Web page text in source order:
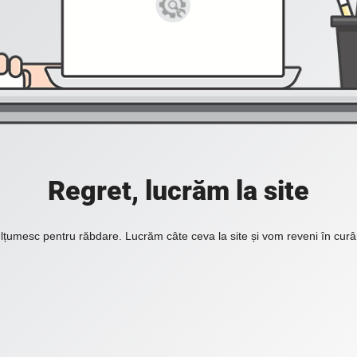
Regret, lucrăm la site
pentru răbdare. Lucrăm câte ceva la site și vom reveni în